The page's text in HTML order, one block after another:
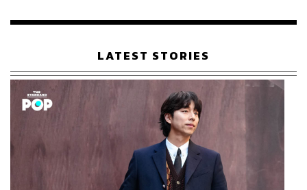
เรือนไทยที่ถูกซุกไว้
LATEST STORIES